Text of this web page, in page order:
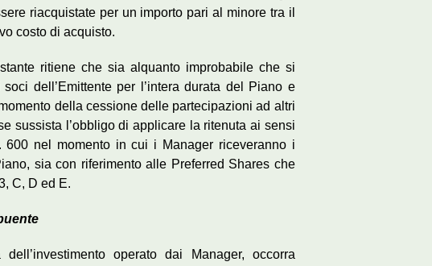
riacquistate per un importo pari al minore tra il
costo di acquisto.
ritiene che sia alquanto improbabile che si
dell’Emittente per l’intera durata del Piano e
della cessione delle partecipazioni ad altri
sussista l’obbligo di applicare la ritenuta ai sensi
600 nel momento in cui i Manager riceveranno i
sia con riferimento alle Preferred Shares che
C, D ed E.
operato dai Manager, occorra